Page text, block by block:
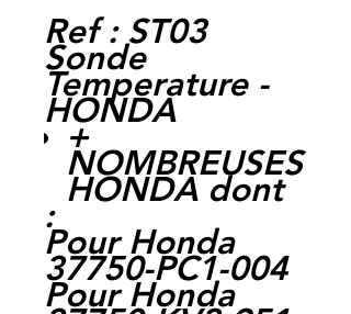
Ref : ST03
Sonde
Temperature -
HONDA
+
NOMBREUSES
HONDA dont
:
Pour Honda
37750-PC1-004
Pour Honda